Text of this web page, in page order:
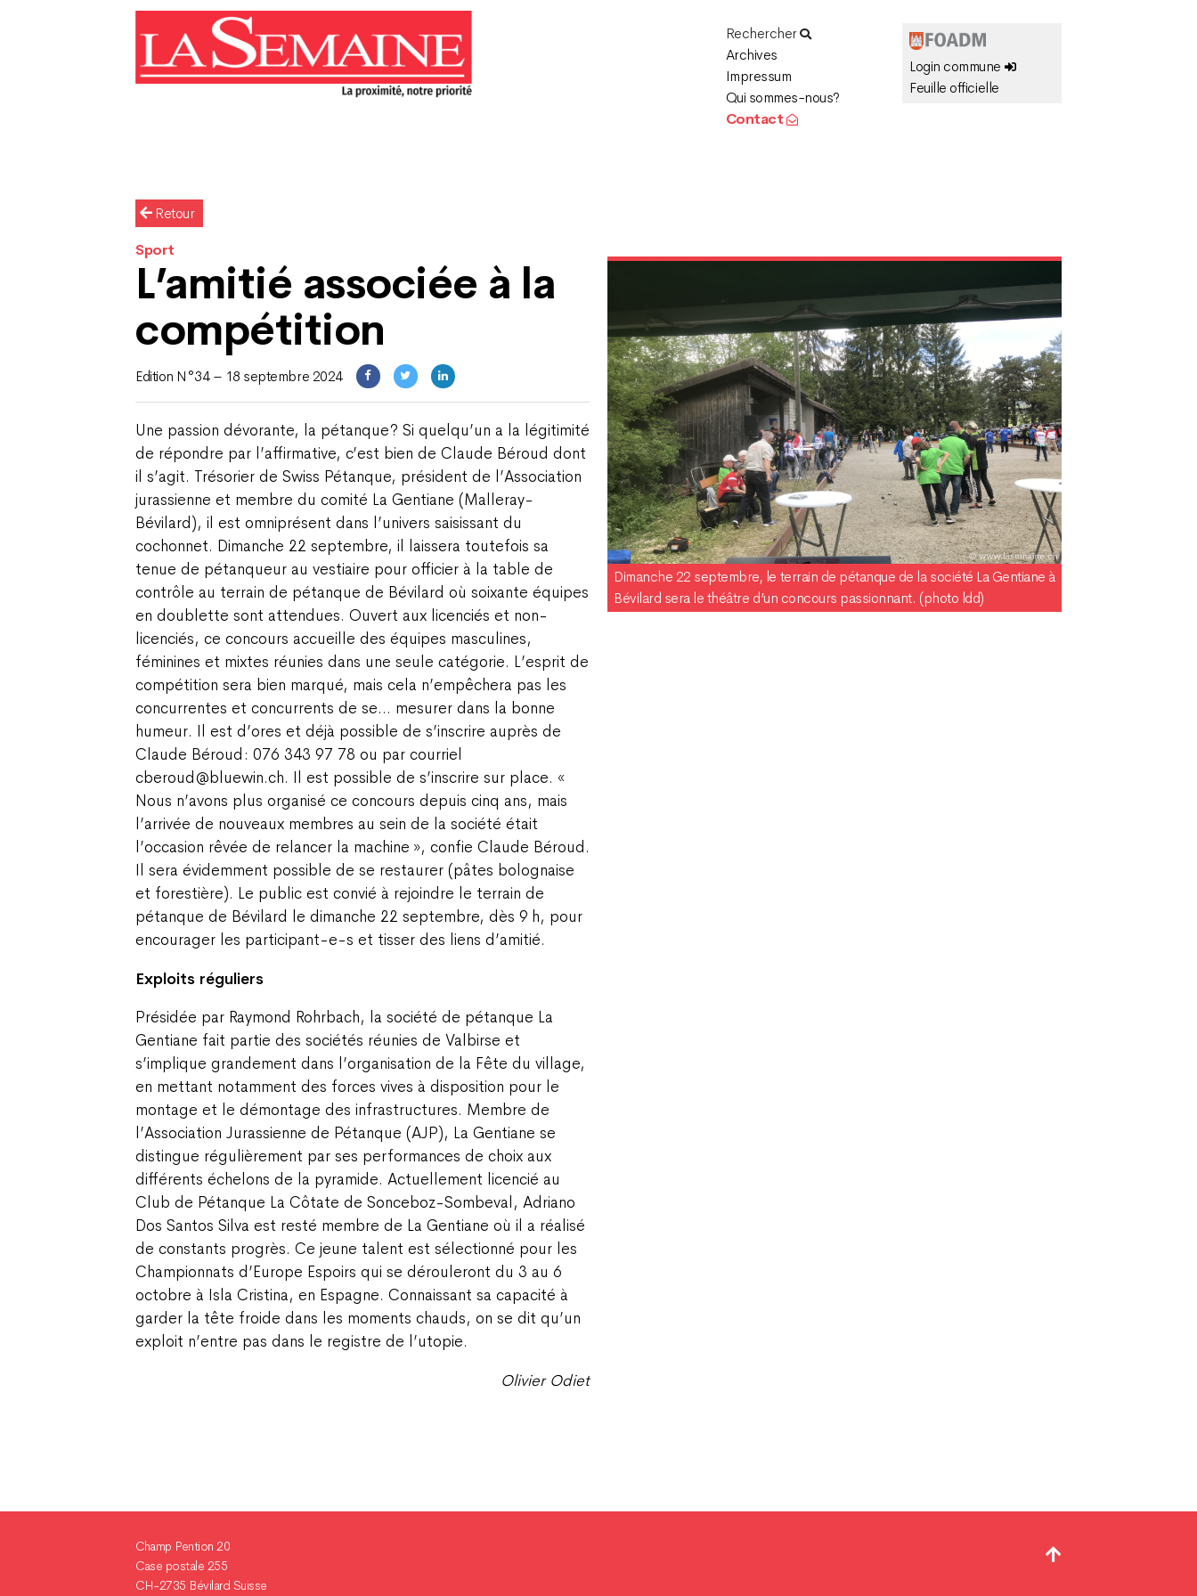
Rechercher
Archives
Impressum
Qui sommes-nous?
Contact
Login commune
Feuille officielle
Retour
Sport
L’amitié associée à la
compétition
Edition N°34 – 18 septembre 2024
Une passion dévorante, la pétanque ? Si quelqu’un a la légitimité
de répondre par l’affirmative, c’est bien de Claude Béroud dont
il s’agit. Trésorier de Swiss Pétanque, président de l’Association
jurassienne et membre du comité La Gentiane (Malleray-
Bévilard), il est omniprésent dans l’univers saisissant du
cochonnet. Dimanche 22 septembre, il laissera toutefois sa
tenue de pétanqueur au vestiaire pour officier à la table de
contrôle au terrain de pétanque de Bévilard où soixante équipes
en doublette sont attendues. Ouvert aux licenciés et non-
licenciés, ce concours accueille des équipes masculines,
féminines et mixtes réunies dans une seule catégorie. L’esprit de
compétition sera bien marqué, mais cela n’empêchera pas les
concurrentes et concurrents de se… mesurer dans la bonne
humeur. Il est d’ores et déjà possible de s’inscrire auprès de
Claude Béroud : 076 343 97 78 ou par courriel
cberoud@bluewin.ch. Il est possible de s’inscrire sur place. «
Nous n’avons plus organisé ce concours depuis cinq ans, mais
l’arrivée de nouveaux membres au sein de la société était
l’occasion rêvée de relancer la machine », confie Claude Béroud.
Il sera évidemment possible de se restaurer (pâtes bolognaise
et forestière). Le public est convié à rejoindre le terrain de
pétanque de Bévilard le dimanche 22 septembre, dès 9 h, pour
encourager les participant-e-s et tisser des liens d’amitié.
Exploits réguliers
Présidée par Raymond Rohrbach, la société de pétanque La
Gentiane fait partie des sociétés réunies de Valbirse et
s’implique grandement dans l’organisation de la Fête du village,
en mettant notamment des forces vives à disposition pour le
montage et le démontage des infrastructures. Membre de
l’Association Jurassienne de Pétanque (AJP), La Gentiane se
distingue régulièrement par ses performances de choix aux
différents échelons de la pyramide. Actuellement licencié au
Club de Pétanque La Côtate de Sonceboz-Sombeval, Adriano
Dos Santos Silva est resté membre de La Gentiane où il a réalisé
de constants progrès. Ce jeune talent est sélectionné pour les
Championnats d’Europe Espoirs qui se dérouleront du 3 au 6
octobre à Isla Cristina, en Espagne. Connaissant sa capacité à
garder la tête froide dans les moments chauds, on se dit qu’un
exploit n’entre pas dans le registre de l’utopie.
Olivier Odiet
Dimanche 22 septembre, le terrain de pétanque de la société La Gentiane à
Bévilard sera le théâtre d’un concours passionnant. (photo ldd)
Champ Pention 20
Case postale 255
CH-2735 Bévilard Suisse